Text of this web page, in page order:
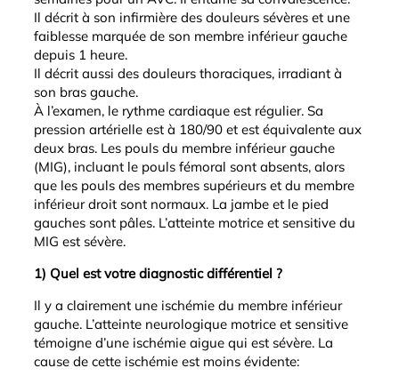
Il décrit à son infirmière des douleurs sévères et une
faiblesse marquée de son membre inférieur gauche
depuis 1 heure.
Il décrit aussi des douleurs thoraciques, irradiant à
son bras gauche.
À l’examen, le rythme cardiaque est régulier. Sa
pression artérielle est à 180/90 et est équivalente aux
deux bras. Les pouls du membre inférieur gauche
(MIG), incluant le pouls fémoral sont absents, alors
que les pouls des membres supérieurs et du membre
inférieur droit sont normaux. La jambe et le pied
gauches sont pâles. L’atteinte motrice et sensitive du
MIG est sévère.
1) Quel est votre diagnostic différentiel ?
Il y a clairement une ischémie du membre inférieur
gauche. L’atteinte neurologique motrice et sensitive
témoigne d’une ischémie aigue qui est sévère. La
cause de cette ischémie est moins évidente: